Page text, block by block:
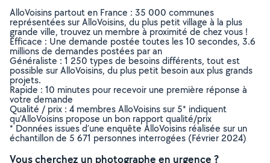
AlloVoisins partout en France : 35 000 communes
représentées sur AlloVoisins, du plus petit village à la plus
grande ville, trouvez un membre à proximité de chez vous !
Efficace : Une demande postée toutes les 10 secondes, 3.6
millions de demandes postées par an
Généraliste : 1 250 types de besoins différents, tout est
possible sur AlloVoisins, du plus petit besoin aux plus grands
projets.
Rapide : 10 minutes pour recevoir une première réponse à
votre demande
Qualité / prix : 4 membres AlloVoisins sur 5* indiquent
qu’AlloVoisins propose un bon rapport qualité/prix
* Données issues d’une enquête AlloVoisins réalisée sur un
échantillon de 5 671 personnes interrogées (Février 2024)
Vous cherchez un photographe en urgence ?